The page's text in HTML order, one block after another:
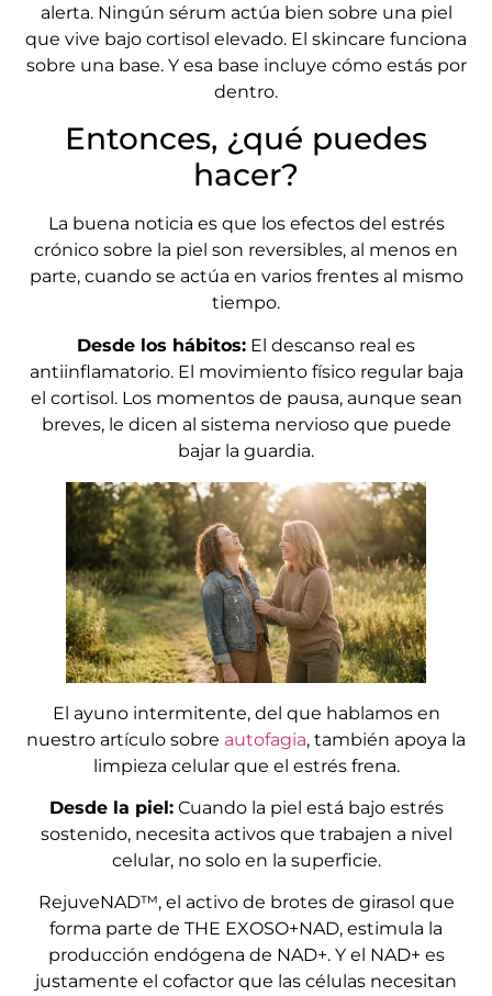
alerta. Ningún sérum actúa bien sobre una piel
que vive bajo cortisol elevado. El skincare funciona
sobre una base. Y esa base incluye cómo estás por
dentro.
Entonces, ¿qué puedes
hacer?
La buena noticia es que los efectos del estrés
crónico sobre la piel son reversibles, al menos en
parte, cuando se actúa en varios frentes al mismo
tiempo.
Desde los hábitos: El descanso real es
antiinflamatorio. El movimiento físico regular baja
el cortisol. Los momentos de pausa, aunque sean
breves, le dicen al sistema nervioso que puede
bajar la guardia.
El ayuno intermitente, del que hablamos en
nuestro artículo sobre autofagia, también apoya la
limpieza celular que el estrés frena.
Desde la piel:Cuando la piel está bajo estrés
sostenido, necesita activos que trabajen a nivel
celular, no solo en la superficie.
RejuveNAD™, el activo de brotes de girasol que
forma parte de THE EXOSO+NAD, estimula la
producción endógena de NAD+. Y el NAD+ es
justamente el cofactor que las células necesitan